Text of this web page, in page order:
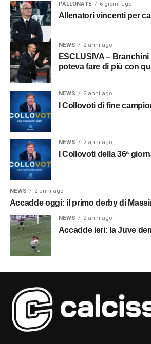
PALLONATE 6 giorni ago
Allenatori vincenti per
NEWS 2 anni ago
ESCLUSIVA –
poteva fare di più con
NEWS 2 anni ago
I Collovoti di fine
NEWS 2 anni ago
I Collovoti della 36ª
NEWS 2 anni ago
Accadde oggi: il primo derby di
NEWS 2 anni ago
Accadde ieri: la Juve